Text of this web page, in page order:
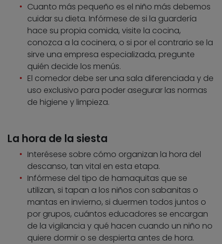
Cuanto más pequeño es el niño más debemos
cuidar su dieta. Infórmese de si la guardería
hace su propia comida, visite la cocina,
conozca a la cocinera, o si por el contrario se la
sirve una empresa especializada, pregunte
quién decide los menús.
El comedor debe ser una sala diferenciada y de
uso exclusivo para poder asegurar las normas
de higiene y limpieza.
La hora de la siesta
Interésese sobre cómo organizan la hora del
descanso, tan vital en esta etapa.
Infórmese del tipo de hamaquitas que se
utilizan, si tapan a los niños con sabanitas o
mantas en invierno, si duermen todos juntos o
por grupos, cuántos educadores se encargan
de la vigilancia y qué hacen cuando un niño no
quiere dormir o se despierta antes de hora.